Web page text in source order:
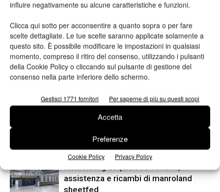
influire negativamente su alcune caratteristiche e funzioni.
Clicca qui sotto per acconsentire a quanto sopra o per fare
scelte dettagliate. Le tue scelte saranno applicate solamente a
questo sito. È possibile modificare le impostazioni in qualsiasi
momento, compreso il ritiro del consenso, utilizzando i pulsanti
della Cookie Policy o cliccando sul pulsante di gestione del
consenso nella parte inferiore dello schermo.
Gestisci 1771 fornitori Per saperne di più su questi scopi
Accetta
Preferenze
Cookie Policy Privacy Policy
Articolo precedente
LIC Packaging incrementa la
ondulato con HP PageWide
T1190
Prossimo articolo
Come ridimensionare le
ALTRO DALL'AUTORE
assistenza e ricambi di manroland
sheetfed